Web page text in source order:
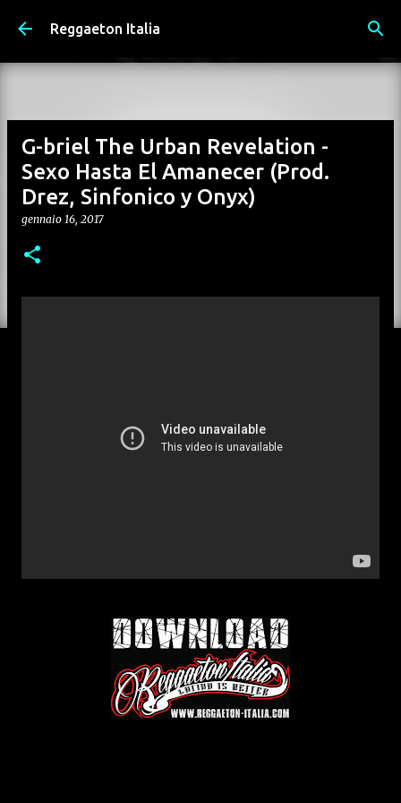
Passa ai contenuti principali
Reggaeton Italia
G-briel The Urban Revelation -
Sexo Hasta El Amanecer (Prod.
Drez, Sinfonico y Onyx)
gennaio 16, 2017